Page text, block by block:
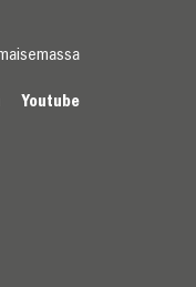
Youtube